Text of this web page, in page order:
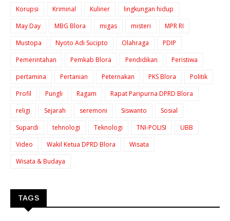
Korupsi
Kriminal Kuliner
lingkungan hidup
May Day
MBG Blora migas misteri
MPR RI
Mustopa
Nyoto Adi Sucipto Olahraga
PDIP
Pemerintahan
Pemkab Blora Pendidikan
Peristiwa
pertamina
Pertanian Peternakan PKS Blora
Politik
Profil
Pungli Ragam
Rapat Paripurna DPRD Blora
religi
Sejarah seremoni Siswanto
Sosial
Supardi
tehnologi Teknologi TNI-POLISI
UBB
Video
Wakil Ketua DPRD Blora
Wisata
Wisata & Budaya
TAGS